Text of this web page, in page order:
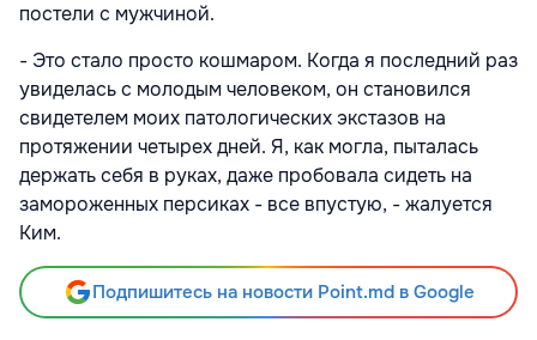
постели с мужчиной.
- Это стало просто кошмаром. Когда я последний раз
увиделась с молодым человеком, он становился
свидетелем моих патологических экстазов на
протяжении четырех дней. Я, как могла, пыталась
держать себя в руках, даже пробовала сидеть на
замороженных персиках - все впустую, - жалуется
Ким.
Подпишитесь на новости Point.md в Google